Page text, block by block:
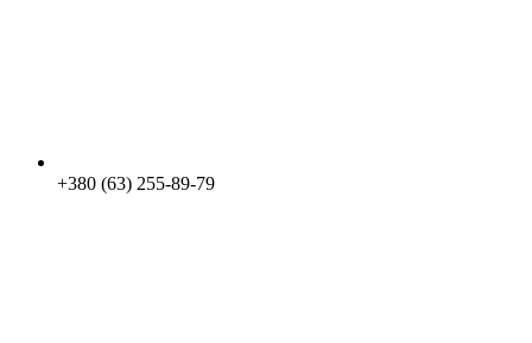
+380 (63) 255-89-79